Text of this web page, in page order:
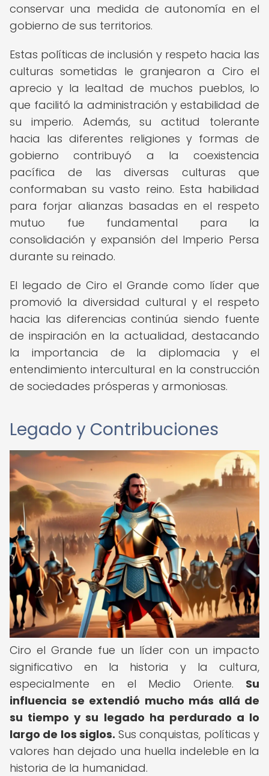
conservar una medida de autonomía en el
gobierno de sus territorios.
Estas políticas de inclusión y respeto hacia las
culturas sometidas le granjearon a Ciro el
aprecio y la lealtad de muchos pueblos, lo
que facilitó la administración y estabilidad de
su imperio. Además, su actitud tolerante
hacia las diferentes religiones y formas de
gobierno contribuyó a la coexistencia
pacífica de las diversas culturas que
conformaban su vasto reino. Esta habilidad
para forjar alianzas basadas en el respeto
mutuo fue fundamental para la
consolidación y expansión del Imperio Persa
durante su reinado.
El legado de Ciro el Grande como líder que
promovió la diversidad cultural y el respeto
hacia las diferencias continúa siendo fuente
de inspiración en la actualidad, destacando
la importancia de la diplomacia y el
entendimiento intercultural en la construcción
de sociedades prósperas y armoniosas.
Legado y Contribuciones
Ciro el Grande fue un líder con un impacto
significativo en la historia y la cultura,
especialmente en el Medio Oriente. Su
influencia se extendió mucho más allá de
su tiempo y su legado ha perdurado a lo
largo de los siglos. Sus conquistas, políticas y
valores han dejado una huella indeleble en la
historia de la humanidad.